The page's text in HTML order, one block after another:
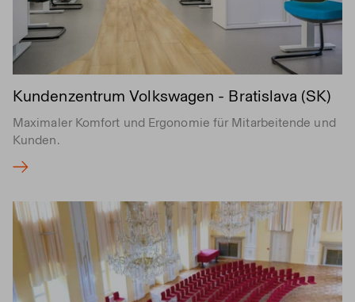
Kundenzentrum Volkswagen - Bratislava (SK)
Maximaler Komfort und Ergonomie für Mitarbeitende und
Kunden.